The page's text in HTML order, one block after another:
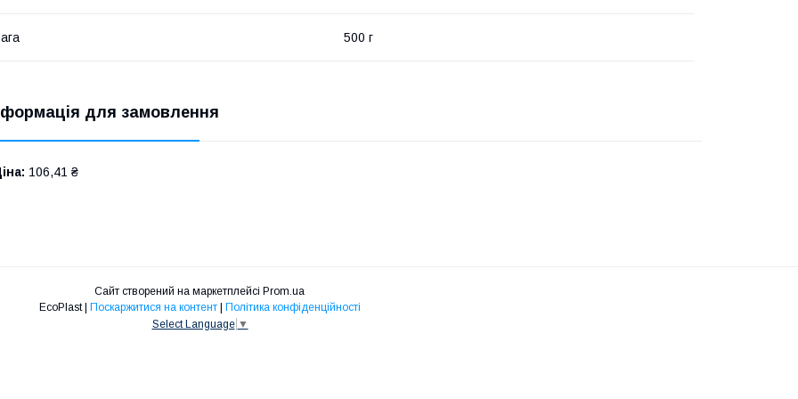
500 г
для замовлення
106,41 ₴
Сайт створений на маркетплейсі Prom.ua
Поскаржитися на контент
Політика конфіденційності
Select Language ▼